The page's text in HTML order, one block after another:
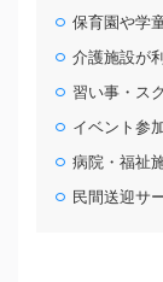
保育園や学
介護施設が
習い事・ス
イベント参
病院・福祉
民間送迎サ